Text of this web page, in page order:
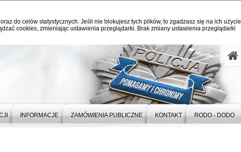
do celów statystycznych. Jeśli nie blokujesz tych plików, to zgadzasz się na ich użycie
cookies, zmieniając ustawienia przeglądarki. Brak zmiany ustawienia przeglądarki
INFORMACJE ZAMÓWIENIA PUBLICZNE KONTAKT RODO - DODO